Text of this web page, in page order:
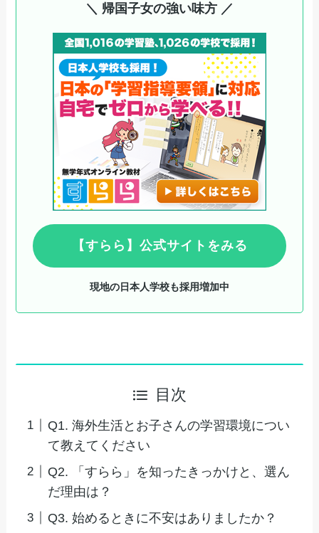
＼ 帰国子女の強い味方 ／
【すらら】公式サイトをみる
現地の日本人学校も採用増加中
目次
Q1. 海外生活とお子さんの学習環境につい
て教えてください
Q2. 「すらら」を知ったきっかけと、選ん
だ理由は？
Q3. 始めるときに不安はありましたか？